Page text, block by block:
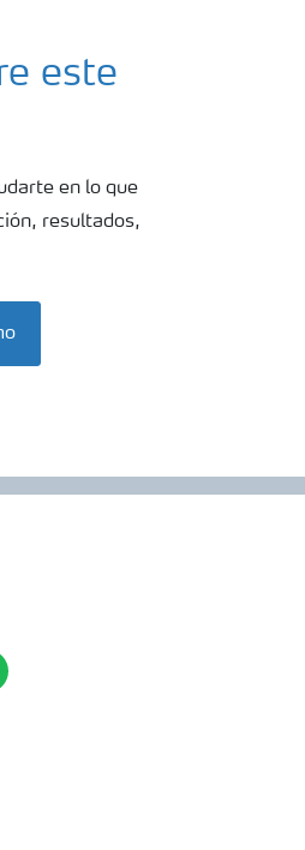
este
en lo que
resultados,